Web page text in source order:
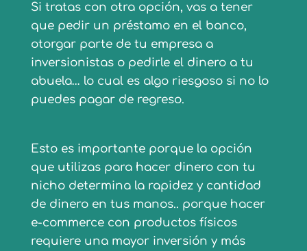
Si tratas con otra opción, vas a tener
que pedir un préstamo en el banco,
otorgar parte de tu empresa a
inversionistas o pedirle el dinero a tu
abuela… lo cual es algo riesgoso si no lo
puedes pagar de regreso.
Esto es importante porque la opción
que utilizas para hacer dinero con tu
nicho determina la rapidez y cantidad
de dinero en tus manos.. porque hacer
e-commerce con productos físicos
requiere una mayor inversión y más